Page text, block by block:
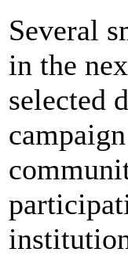
Several
in the
selected